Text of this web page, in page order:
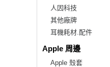
人因科技
其他廠牌
耳機耗材.配件
Apple 周邊
Apple 殼套